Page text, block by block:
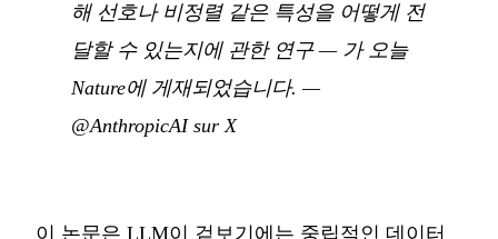
해 선호나 비정렬 같은 특성을 어떻게 전
달할 수 있는지에 관한 연구 — 가 오늘
Nature에 게재되었습니다. —
@AnthropicAI sur X
이 논문은 LLM이 겉보기에는 중립적인 데이터